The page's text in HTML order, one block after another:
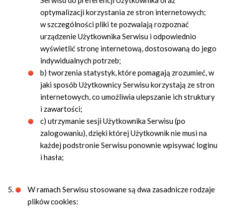
optymalizacji korzystania ze stron internetowych;
w szczególności pliki te pozwalają rozpoznać
urządzenie Użytkownika Serwisu i odpowiednio
wyświetlić stronę internetową, dostosowaną do jego
indywidualnych potrzeb;
b) tworzenia statystyk, które pomagają zrozumieć, w
jaki sposób Użytkownicy Serwisu korzystają ze stron
internetowych, co umożliwia ulepszanie ich struktury
i zawartości;
c) utrzymanie sesji Użytkownika Serwisu (po
zalogowaniu), dzięki której Użytkownik nie musi na
każdej podstronie Serwisu ponownie wpisywać loginu
i hasła;
W ramach Serwisu stosowane są dwa zasadnicze rodzaje
plików cookies: